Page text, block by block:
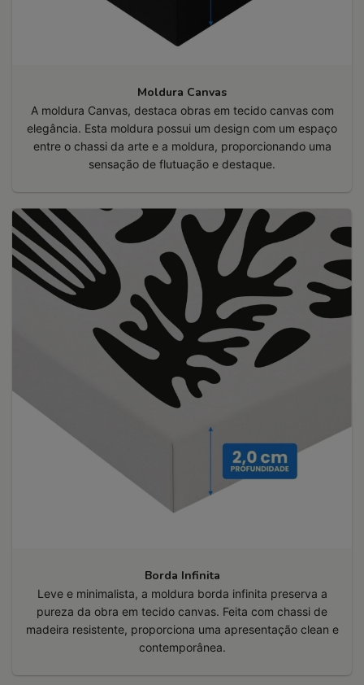
Moldura Canvas
A moldura Canvas, destaca obras em tecido canvas com
elegância. Esta moldura possui um design com um espaço
entre o chassi da arte e a moldura, proporcionando uma
sensação de flutuação e destaque.
Borda Infinita
Leve e minimalista, a moldura borda infinita preserva a
pureza da obra em tecido canvas. Feita com chassi de
madeira resistente, proporciona uma apresentação clean e
contemporânea.